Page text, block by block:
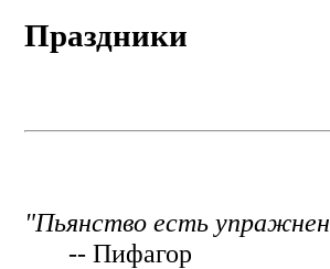
Праздники
"Пьянство есть
-- Пифагор